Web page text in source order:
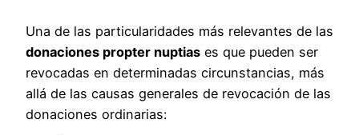
Una de las particularidades más relevantes de las
donaciones propter nuptias es que pueden ser
revocadas en determinadas circunstancias, más
allá de las causas generales de revocación de las
donaciones ordinarias: